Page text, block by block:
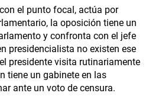
el punto focal, actúa por
la oposición tiene un
y confronta con el jefe
presidencialista no existen ese
presidente visita rutinariamente
tiene un gabinete en las
ante un voto de censura.